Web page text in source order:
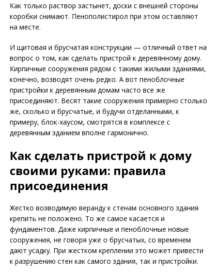
Как только раствор застынет, доски с внешней стороны
коробки снимают. Пенополистирол при этом оставляют
на месте.
И щитовая и брусчатая конструкции — отличный ответ на
вопрос о том, как сделать пристрой к деревянному дому.
Кирпичные сооружения рядом с такими жилыми зданиями,
конечно, возводят очень редко. А вот пеноблочные
пристройки к деревянным домам часто все же
присоединяют. Весят такие сооружения примерно столько
же, сколько и брусчатые, и будучи отделанными, к
примеру, блок-хаусом, смотрятся в комплексе с
деревянным зданием вполне гармонично.
Как сделать пристрой к дому
своими руками: правила
присоединения
Жестко возводимую веранду к стенам основного здания
крепить не положено. То же самое касается и
фундаментов. Даже кирпичные и пеноблочные новые
сооружения, не говоря уже о брусчатых, со временем
дают усадку. При жестком креплении это может привести
к разрушению стен как самого здания, так и пристройки.